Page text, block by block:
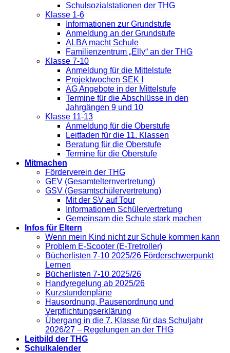
Schulsozialstationen der THG
Klasse 1-6
Informationen zur Grundstufe
Anmeldung an der Grundstufe
ALBA macht Schule
Familienzentrum „Elly“ an der THG
Klasse 7-10
Anmeldung für die Mittelstufe
Projektwochen SEK I
AG Angebote in der Mittelstufe
Termine für die Abschlüsse in den
Jahrgängen 9 und 10
Klasse 11-13
Anmeldung für die Oberstufe
Leitfaden für die 11. Klassen
Beratung für die Oberstufe
Termine für die Oberstufe
Mitmachen
Förderverein der THG
GEV (Gesamtelternvertretung)
GSV (Gesamtschülervertretung)
Mit der SV auf Tour
Informationen Schülervertretung
Gemeinsam die Schule stark machen
Infos für Eltern
Wenn mein Kind nicht zur Schule kommen kann
Problem E-Scooter (E-Tretroller)
Bücherlisten 7-10 2025/26 Förderschwerpunkt
Lernen
Bücherlisten 7-10 2025/26
Handyregelung ab 2025/26
Kurzstundenpläne
Hausordnung, Pausenordnung und
Verpflichtungserklärung
Übergang in die 7. Klasse für das Schuljahr
2026/27 – Regelungen an der THG
Leitbild der THG
Schulkalender